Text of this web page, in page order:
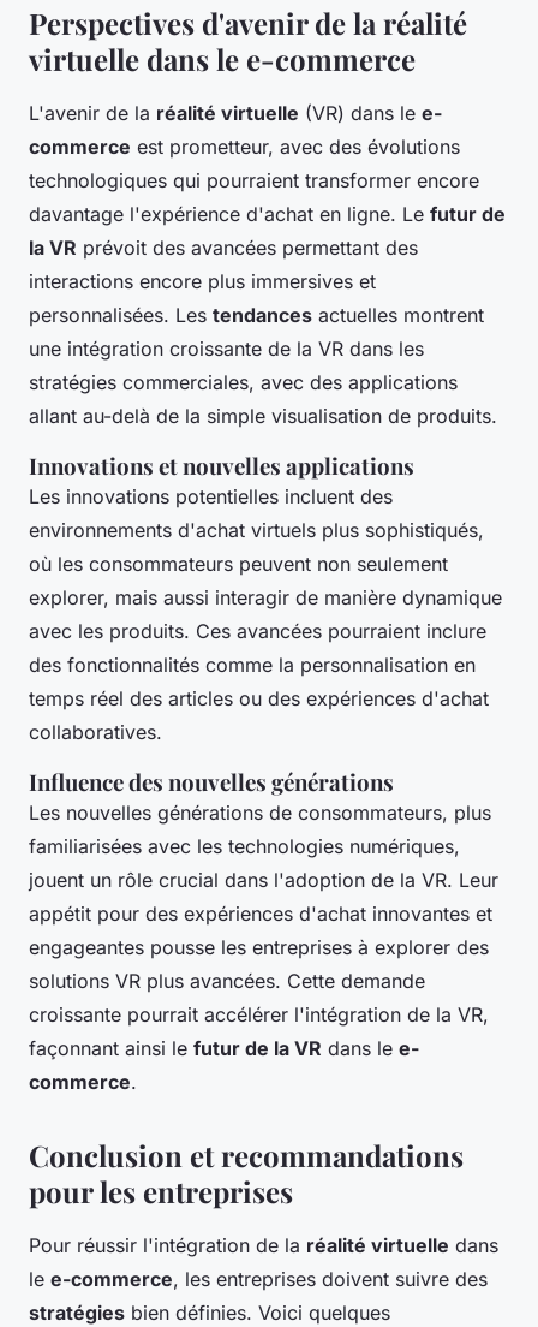
Perspectives d'avenir de la réalité
virtuelle dans le e-commerce
L'avenir de la réalité virtuelle (VR) dans le e-
commerce est prometteur, avec des évolutions
technologiques qui pourraient transformer encore
davantage l'expérience d'achat en ligne. Le futur de
la VR prévoit des avancées permettant des
interactions encore plus immersives et
personnalisées. Les tendances actuelles montrent
une intégration croissante de la VR dans les
stratégies commerciales, avec des applications
allant au-delà de la simple visualisation de produits.
Innovations et nouvelles applications
Les innovations potentielles incluent des
environnements d'achat virtuels plus sophistiqués,
où les consommateurs peuvent non seulement
explorer, mais aussi interagir de manière dynamique
avec les produits. Ces avancées pourraient inclure
des fonctionnalités comme la personnalisation en
temps réel des articles ou des expériences d'achat
collaboratives.
Influence des nouvelles générations
Les nouvelles générations de consommateurs, plus
familiarisées avec les technologies numériques,
jouent un rôle crucial dans l'adoption de la VR. Leur
appétit pour des expériences d'achat innovantes et
engageantes pousse les entreprises à explorer des
solutions VR plus avancées. Cette demande
croissante pourrait accélérer l'intégration de la VR,
façonnant ainsi le futur de la VR dans le e-
commerce.
Conclusion et recommandations
pour les entreprises
Pour réussir l'intégration de la réalité virtuelle dans
le e-commerce, les entreprises doivent suivre des
stratégies bien définies. Voici quelques